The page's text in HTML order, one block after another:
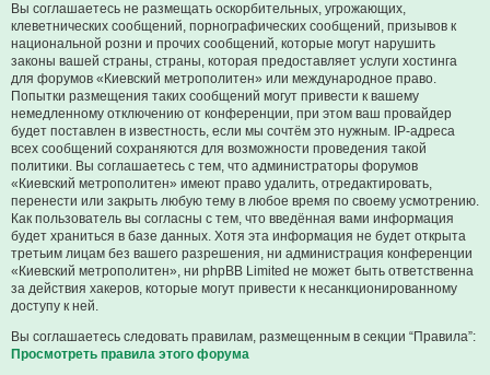
Вы соглашаетесь не размещать оскорбительных, угрожающих,
клеветнических сообщений, порнографических сообщений, призывов к
национальной розни и прочих сообщений, которые могут нарушить
законы вашей страны, страны, которая предоставляет услуги хостинга
для форумов «Киевский метрополитен» или международное право.
Попытки размещения таких сообщений могут привести к вашему
немедленному отключению от конференции, при этом ваш провайдер
будет поставлен в известность, если мы сочтём это нужным. IP-адреса
всех сообщений сохраняются для возможности проведения такой
политики. Вы соглашаетесь с тем, что администраторы форумов
«Киевский метрополитен» имеют право удалить, отредактировать,
перенести или закрыть любую тему в любое время по своему усмотрению.
Как пользователь вы согласны с тем, что введённая вами информация
будет храниться в базе данных. Хотя эта информация не будет открыта
третьим лицам без вашего разрешения, ни администрация конференции
«Киевский метрополитен», ни phpBB Limited не может быть ответственна
за действия хакеров, которые могут привести к несанкционированному
доступу к ней.
Вы соглашаетесь следовать правилам, размещенным в секции “Правила”:
Просмотреть правила этого форума